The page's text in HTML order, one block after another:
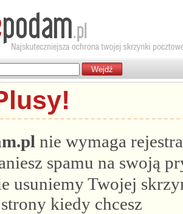
nie wymaga
spamu na swoją
usuniemy Twojej
kiedy chcesz